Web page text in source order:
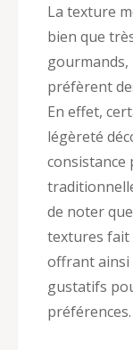
La texture
bien que
gourmands,
préfèrent
En effet,
légèreté
consistance
de noter
textures fait
offrant ainsi
gustatifs
préférences.